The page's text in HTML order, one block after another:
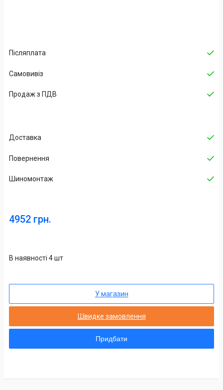
Післяплата
Самовивіз
Продаж з ПДВ
Доставка
Повернення
Шиномонтаж
4952 грн.
В наявності 4 шт
У магазин
Швидке замовлення
Придбати